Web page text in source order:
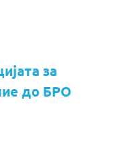
за
до БРО